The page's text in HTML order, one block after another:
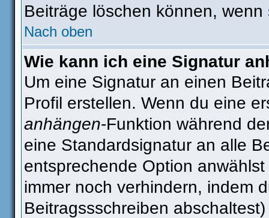
Beiträge löschen können,
Nach oben
Wie kann ich eine Signatur
Um eine Signatur an einen
Profil erstellen. Wenn du eine
anhängen-Funktion während
eine Standardsignatur an alle
entsprechende Option
immer noch verhindern, indem
Beitragssschreiben abschaltest)